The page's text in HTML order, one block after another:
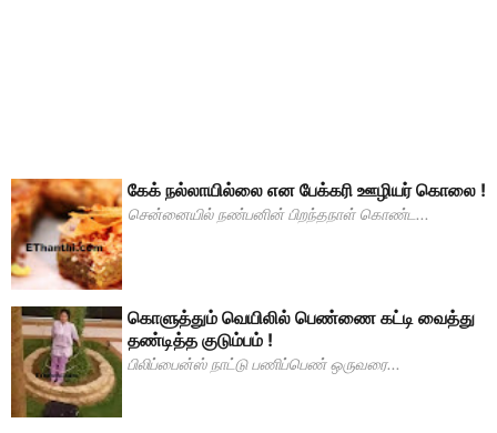
கேக் நல்லாயில்லை என பேக்கரி ஊழியர் கொலை !
சென்னையில் நண்பனின் பிறந்தநாள் கொண்ட...
கொளுத்தும் வெயிலில் பெண்ணை கட்டி வைத்து
தண்டித்த குடும்பம் !
பிலிப்பைன்ஸ் நாட்டு பணிப்பெண் ஒருவரை...